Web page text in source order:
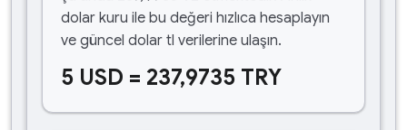
dolar kuru ile bu değeri hızlıca hesaplayın
ve güncel dolar tl verilerine ulaşın.
5 USD = 237,9735 TRY